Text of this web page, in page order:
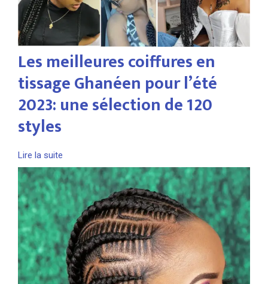
Les meilleures coiffures en
tissage Ghanéen pour l’été
2023: une sélection de 120
styles
Lire la suite